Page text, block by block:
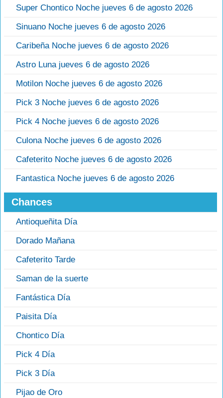
Super Chontico Noche jueves 6 de agosto 2026
Sinuano Noche jueves 6 de agosto 2026
Caribeña Noche jueves 6 de agosto 2026
Astro Luna jueves 6 de agosto 2026
Motilon Noche jueves 6 de agosto 2026
Pick 3 Noche jueves 6 de agosto 2026
Pick 4 Noche jueves 6 de agosto 2026
Culona Noche jueves 6 de agosto 2026
Cafeterito Noche jueves 6 de agosto 2026
Fantastica Noche jueves 6 de agosto 2026
Chances
Antioqueñita Día
Dorado Mañana
Cafeterito Tarde
Saman de la suerte
Fantástica Día
Paisita Día
Chontico Día
Pick 4 Día
Pick 3 Día
Pijao de Oro